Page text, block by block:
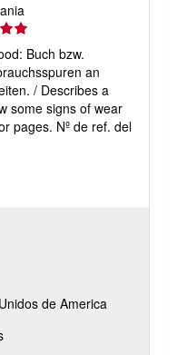
Buch bzw.
an
/ Describes a
some signs of wear
pages. Nº de ref. del
de America